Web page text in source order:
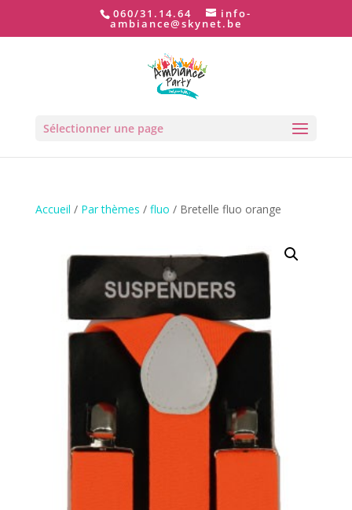
060/31.14.64 info-
ambiance@skynet.be
Sélectionner une page
Accueil / Par thèmes / fluo / Bretelle fluo orange